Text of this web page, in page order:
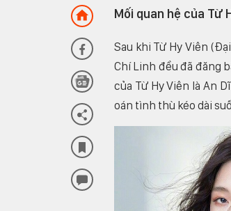
Mối quan hệ của Từ
Sau khi Từ Hy Viên
Chí Linh đều đã đăng
của Từ Hy Viên là An
oán tình thù kéo dài